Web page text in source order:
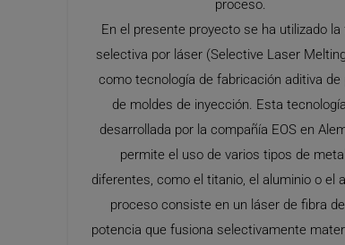
proceso.
En el presente proyecto se ha utilizado la
selectiva por láser (Selective Laser
como tecnología de fabricación aditiva de
de moldes de inyección. Esta
desarrollada por la compañía EOS en
permite el uso de varios tipos de
diferentes, como el titanio, el aluminio o el
proceso consiste en un láser de fibra
potencia que fusiona selectivamente